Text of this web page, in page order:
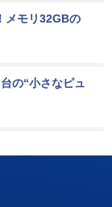
メモリ32GBの
の“小さなピュ